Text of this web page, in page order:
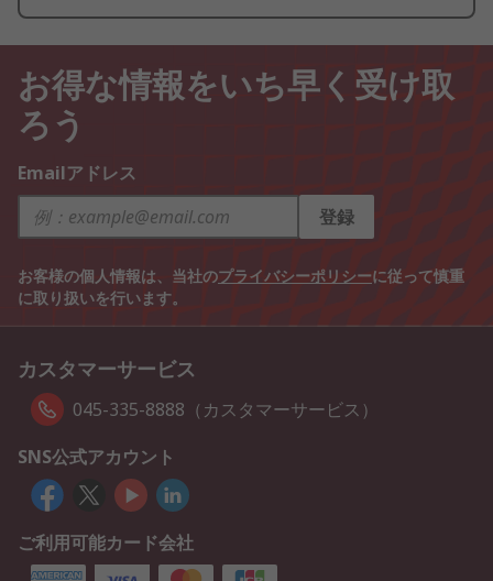
お得な情報をいち早く受け取
ろう
Emailアドレス
登録
お客様の個人情報は、当社のプライバシーポリシーに従って慎重
に取り扱いを行います。
カスタマーサービス
045-335-8888（カスタマーサービス）
SNS公式アカウント
ご利用可能カード会社